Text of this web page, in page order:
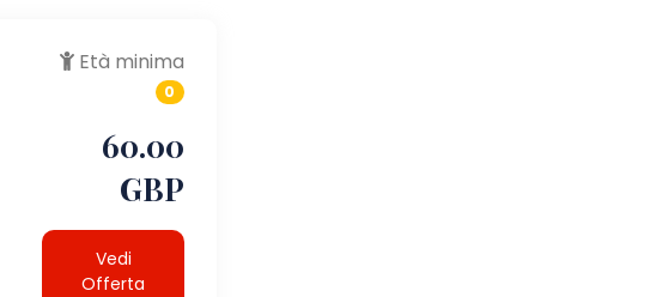
Età minima
0
60.00
GBP
Vedi
Offerta